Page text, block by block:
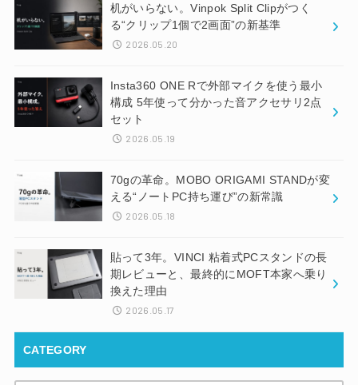
机がいらない。Vinpok Split Clipがつく
る“クリップ1個で2画面”の新基準
2026.05.20
Insta360 ONE Rで外部マイクを使う最小
構成 5年使って分かった音アクセサリ2点
セット
2026.05.19
70gの革命。MOBO ORIGAMI STANDが変
える“ノートPC持ち運び”の新常識
2026.05.18
貼って3年。VINCI 粘着式PCスタンドの長
期レビューと、最終的にMOFT本家へ乗り
換えた理由
2026.05.17
CATEGORY